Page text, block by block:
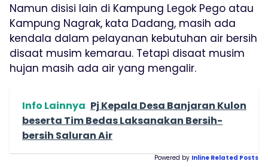
Namun disisi lain di Kampung Legok Pego atau
Kampung Nagrak, kata Dadang, masih ada
kendala dalam pelayanan kebutuhan air bersih
disaat musim kemarau. Tetapi disaat musim
hujan masih ada air yang mengalir.
Info Lainnya Pj Kepala Desa Banjaran Kulon
beserta Tim Bedas Laksanakan Bersih-
bersih Saluran Air
Powered by Inline Related Posts